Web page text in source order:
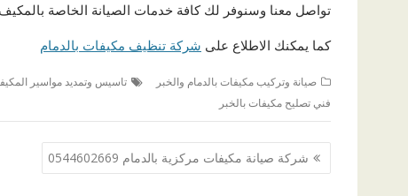
تواصل معنا وسنوفر لك كافة خدمات الصيانة الخاصة
كما يمكنك الاطلاع على شركة تنظيف مكيفات بالدمام
صيانة وتركيب مكيفات بالدمام والخبر تاسيس وتمديد مواسير
فني تصليح مكيفات بالخبر
تصفّح
المقالات
شركة صيانة مكيفات مركزية بالدمام 0544602669